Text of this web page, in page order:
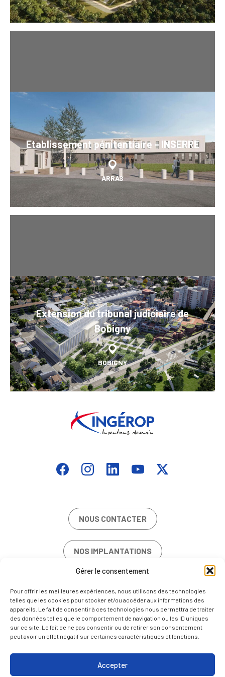
Gérer le consentement
Pour offrir les meilleures expériences, nous utilisons des technologies
telles que les cookies pour stocker et/ou accéder aux informations des
appareils. Le fait de consentir à ces technologies nous permettra de traiter
des données telles que le comportement de navigation ou les ID uniques
sur ce site. Le fait de ne pas consentir ou de retirer son consentement
peut avoir un effet négatif sur certaines caractéristiques et fonctions.
Accepter
Etablissement pénitentiaire – INSERRE
ARRAS
Extension du tribunal judiciaire de
Bobigny
BOBIGNY
NOUS CONTACTER
NOS IMPLANTATIONS
POLITIQUE DE COOKIES (UE)
NOUS CONTACTER